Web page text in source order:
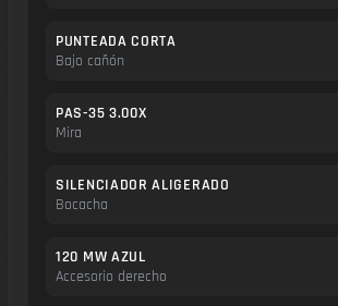
PUNTEADA CORTA
Bajo cañón
PAS-35 3.00X
Mira
SILENCIADOR ALIGERADO
Bocacha
120 MW AZUL
Accesorio derecho